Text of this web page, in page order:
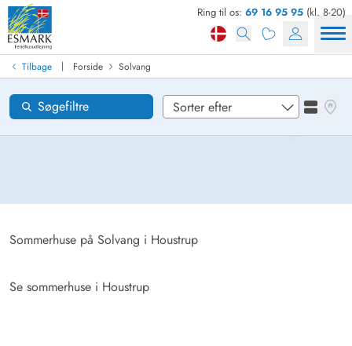
Ring til os: 69 16 95 95 (kl. 8-20)
Tilbage | Forside Solvang
Solvang
Sommerhuse på Solvang i Houstrup
Se sommerhuse i Houstrup
Søgefiltre
Se
Find sommerhus
Ankomst
Områder
Loading...